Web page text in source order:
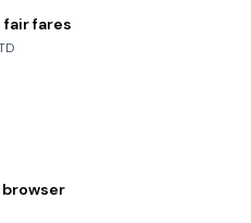
fair fares
browser